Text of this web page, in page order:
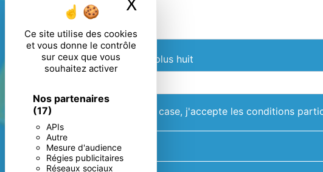
Ce site utilise des cookies
et vous donne le contrôle
sur ceux que vous
souhaitez activer
Nos partenaires
(17)
APIs
Autre
Mesure d'audience
Régies publicitaires
Réseaux sociaux
Combien font sept plus huit
En cochant cette case, j'accepte les conditions